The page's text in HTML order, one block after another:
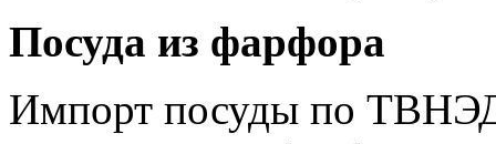
Посуда из фарфора
Импорт посуды по ТВНЭД